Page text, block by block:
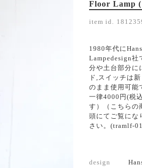
Floor Lamp
item id.
1980年代に
Lampedesign社
分や土台部分に
ド,スイッチは
のまま使用可
一律4000円(税
す）（こちらの
頭にてご覧にな
さい。(tramlf-
design